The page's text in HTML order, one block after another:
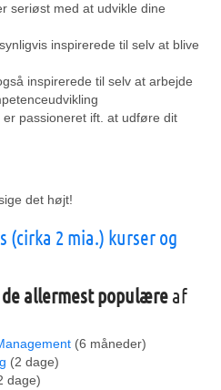
seriøst med at udvikle dine
inspirerede til selv at blive
inspirerede til selv at arbejde
passioneret ift. at udføre dit
det højt!
(cirka 2 mia.) kurser og
de allermest populæreaf
(6 måneder)
(2 dage)
dage)